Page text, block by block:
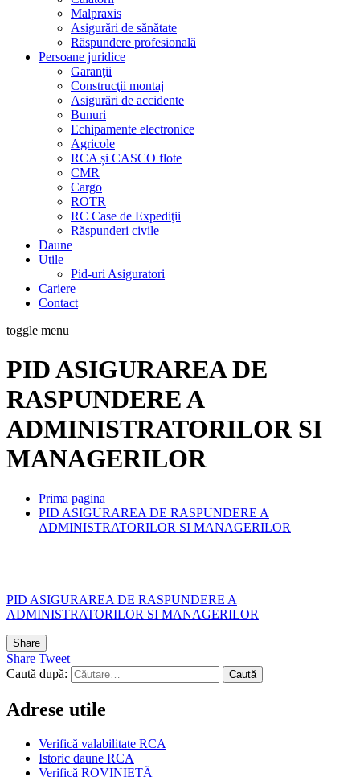
Malpraxis
Asigurări de sănătate
Răspundere profesională
Persoane juridice
Garanţii
Construcţii montaj
Asigurări de accidente
Bunuri
Echipamente electronice
Agricole
RCA și CASCO flote
CMR
Cargo
ROTR
RC Case de Expediţii
Răspunderi civile
Daune
Utile
Pid-uri Asiguratori
Cariere
Contact
toggle menu
PID ASIGURAREA DE
RASPUNDERE A
ADMINISTRATORILOR SI
MANAGERILOR
Prima pagina
PID ASIGURAREA DE RASPUNDERE A
ADMINISTRATORILOR SI MANAGERILOR
PID ASIGURAREA DE RASPUNDERE A
ADMINISTRATORILOR SI MANAGERILOR
Share
Share Tweet
Caută după:
Adrese utile
Verifică valabilitate RCA
Istoric daune RCA
Verifică ROVINIETĂ